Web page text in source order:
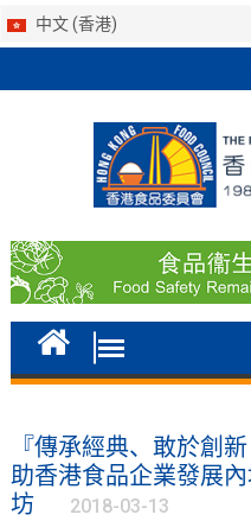
中文 (香港)
『傳承經典、敢於創
助香港食品企業發展
坊
2018-03-13